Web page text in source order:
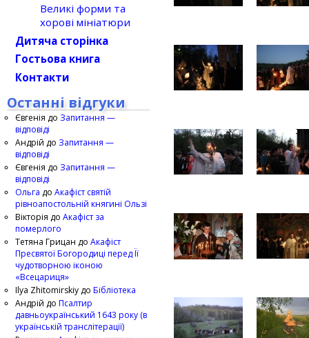
Великі форми та
хорові мініатюри
Дитяча сторінка
Гостьова книга
Контакти
Останні відгуки
Євгенія до Запитання —
відповіді
Андрій до Запитання —
відповіді
Євгенія до Запитання —
відповіді
Ольга до Акафіст святій
рівноапостольній княгині Ользі
Вікторія до Акафіст за
померлого
Тетяна Грицан до Акафіст
Пресвятої Богородиці перед Її
чудотворною іконою
«Всецариця»
Ilya Zhitomirskiy до Бібліотека
Андрій до Псалтир
давньоукраїнський 1643 року (в
українській транслітерації)